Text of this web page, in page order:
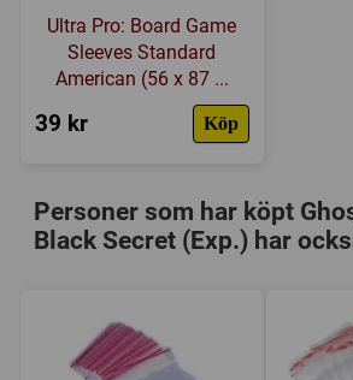
1 active Taoist marker,
rules.
Ultra Pro: Board Game
Sleeves Standard
American (56 x 87 ...
39 kr Köp
Personer som har köpt
Black Secret (Exp.) har